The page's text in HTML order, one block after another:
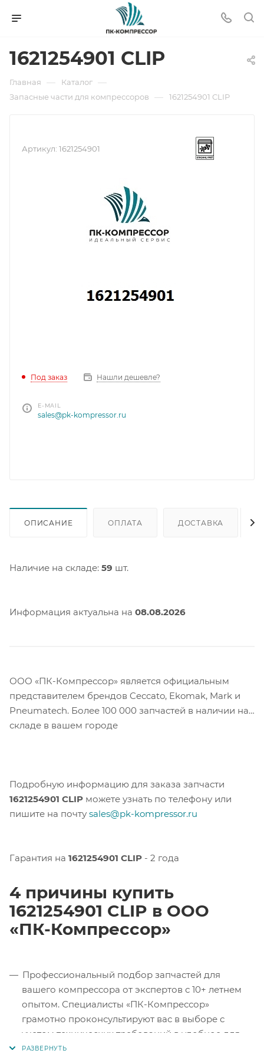
1621254901 CLIP
Главная — Каталог —
Запасные части для компрессоров — 1621254901 CLIP
Артикул: 1621254901
Под заказ Нашли дешевле?
E-MAIL
sales@pk-kompressor.ru
ОПИСАНИЕ ОПЛАТА ДОСТАВКА
Наличие на складе: 59 шт.
Информация актуальна на 08.08.2026
ООО «ПК-Компрессор» является официальным
представителем брендов Ceccato, Ekomak, Mark и
Pneumatech. Более 100 000 запчастей в наличии на
складе в вашем городе
Подробную информацию для заказа запчасти
1621254901 CLIP можете узнать по телефону или
пишите на почту sales@pk-kompressor.ru
Гарантия на 1621254901 CLIP - 2 года
4 причины купить
1621254901 CLIP в ООО
«ПК-Компрессор»
Профессиональный подбор запчастей для
вашего компрессора от экспертов с 10+ летнем
опытом. Специалисты «ПК-Компрессор»
грамотно проконсультируют вас в выборе с
учетом технических требований в удобное для
вас время.